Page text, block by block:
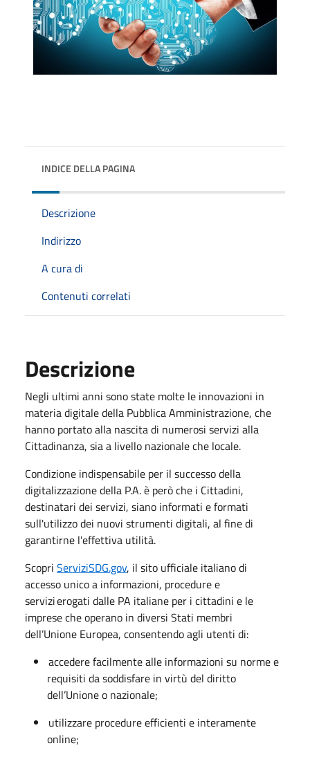
INDICE DELLA PAGINA
Descrizione
Indirizzo
A cura di
Contenuti correlati
Descrizione
Negli ultimi anni sono state molte le innovazioni in
materia digitale della Pubblica Amministrazione, che
hanno portato alla nascita di numerosi servizi alla
Cittadinanza, sia a livello nazionale che locale.
Condizione indispensabile per il successo della
digitalizzazione della P.A. è però che i Cittadini,
destinatari dei servizi, siano informati e formati
sull'utilizzo dei nuovi strumenti digitali, al fine di
garantirne l'effettiva utilità.
Scopri ServiziSDG.gov, il sito ufficiale italiano di
accesso unico a informazioni, procedure e
servizierogati dalle PA italiane per i cittadini e le
imprese che operano in diversi Stati membri
dell’Unione Europea, consentendo agli utenti di:
accedere facilmente alle informazioni su norme e
requisiti da soddisfare in virtù del diritto
dell’Unione o nazionale;
utilizzare procedure efficienti e interamente
online;